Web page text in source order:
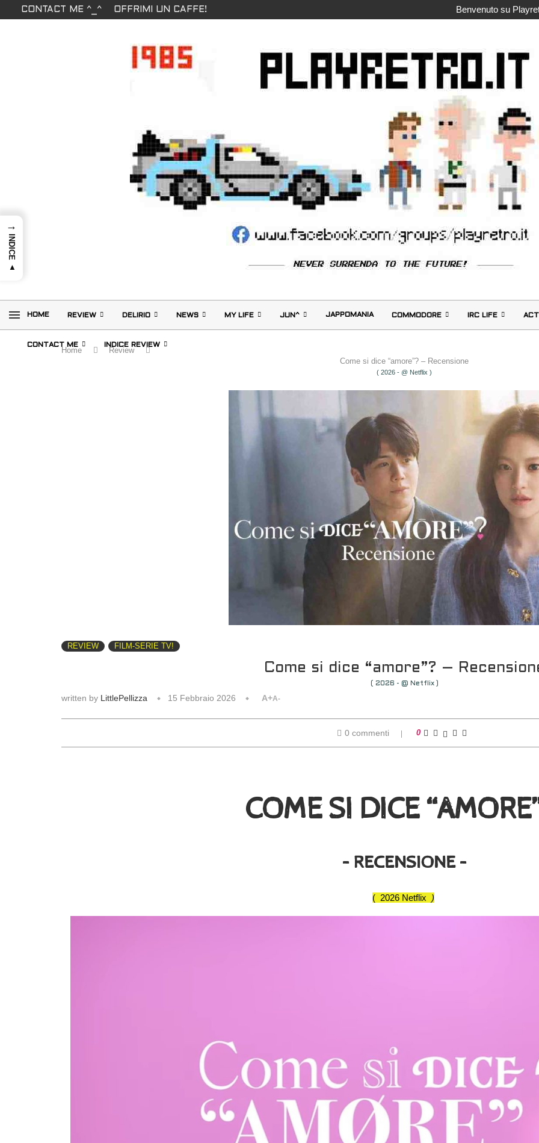
CONTACT ME ^_^ OFFRIMI UN CAFFE! Benvenuto su
HOME REVIEW DELIRIO NEWS MY LIFE JUN^ JAPPOMANIA COMMODORE IRC LIFE
CONTACT ME INDICE REVIEW
Home
Review
Come si dice “amore”? – Recensione
( 2026 - @ Netflix )
REVIEW FILM-SERIE TV!
Come si dice “amore”? –
( 2026 - @ Netflix )
written by LittlePellizza 15 Febbraio 2026 A+A-
0 commenti 0
COME SI DICE
– RECENSIONE –
( 2026 Netflix )
→
INDICE ▲